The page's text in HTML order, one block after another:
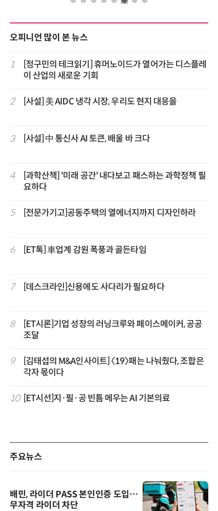
오피니언 많이 본 뉴스
1
[정구민의 테크읽기] 휴머노이드가 열어가는 디스플레
이 산업의 새로운 기회
2 [사설] 美 AIDC 냉각 시장, 우리도 현지 대응을
3 [사설] 中 통신사 AI 토큰, 배울 바 크다
4
[과학산책] '미래 공간' 내다보고 패스하는 과학정책 필
요하다
5 [전문가기고]공동주택의 열에너지까지 디자인하라
6 [ET톡] 車업계 감원 폭풍과 골든타임
7 [데스크라인]신용에도 사다리가 필요하다
8
[ET시론]기업 성장의 러닝크루와 페이스메이커, 공공
조달
9
[김태섭의 M&A인사이트] 〈19〉패는 나눠줬다, 조합은
각자 몫이다
10 [ET시선]지·필·공 빈틈 메우는 AI 기본의료
주요뉴스
배민, 라이더 PASS 본인인증 도입…
무자격 라이더 차단